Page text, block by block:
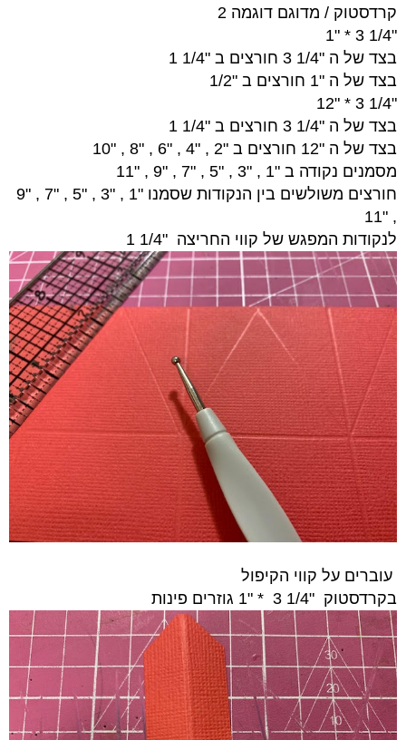
קרדסטוק / מדוגם דוגמה 2
"1/4 3 * "1
בצד של ה "1/4 3 חורצים ב "1/4 1
בצד של ה "1 חורצים ב "1/2
"1/4 3 * "12
בצד של ה "1/4 3 חורצים ב "1/4 1
בצד של ה "12 חורצים ב "2 , "4 , "6 , "8 , "10
מסמנים נקודה ב "1 , "3 , "5 , "7 , "9 , "11
חורצים משולשים בין הנקודות שסמנו "1 , "3 , "5 , "7 , "9
, "11
לנקודות המפגש של קווי החריצה "1/4 1
עוברים על קווי הקיפול
בקרדסטוק "1/4 3
* "1 גוזרים פינות